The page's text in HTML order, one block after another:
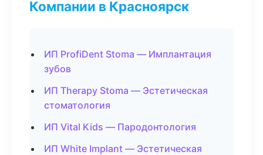
Компании в Красноярск
ИП ProfiDent Stoma — Имплантация
зубов
ИП Therapy Stoma — Эстетическая
стоматология
ИП Vital Kids — Пародонтология
ИП White Implant — Эстетическая